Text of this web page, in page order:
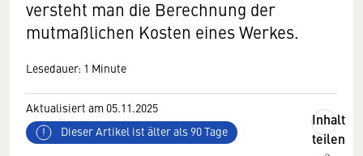
versteht man die Be­­rechnung der
mutmaßlichen Kosten eines Werkes.
Lesedauer: 1 Minute
Aktualisiert am 05.11.2025
Dieser Artikel ist älter als 90 Tage
Inhalt
teilen